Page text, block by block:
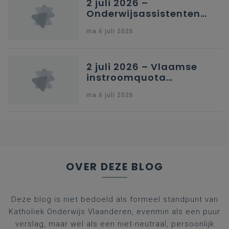
2 juli 2026 –
Onderwijsassistenten
kleuteronderwijs
ma 6 juli 2026
2 juli 2026 – Vlaamse
instroomquota
federale RIZIV-
ma 6 juli 2026
OVER DEZE BLOG
Deze blog is niet bedoeld als formeel standpunt van
Katholiek Onderwijs Vlaanderen, evenmin als een puur
verslag, maar wel als een niet-neutraal, persoonlijk